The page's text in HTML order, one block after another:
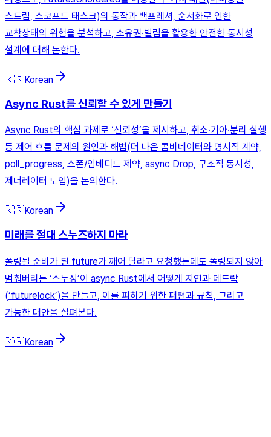
스트림, 스코프드 태스크)의 동작과 백프레셔, 순서화로 인한
교착상태의 위험을 분석하고, 소유권·빌림을 활용한 안전한 동시성
설계에 대해 논한다.
🇰🇷Korean
Async Rust를 신뢰할 수 있게 만들기
Async Rust의 핵심 과제로 ‘신뢰성’을 제시하고, 취소·기아·분리 실행
등 제어 흐름 문제의 원인과 해법(더 나은 콤비네이터와 명시적 계약,
poll_progress, 스폰/임베디드 제약, async Drop, 구조적 동시성,
제너레이터 도입)을 논의한다.
🇰🇷Korean
미래를 절대 스누즈하지 마라
폴링될 준비가 된 future가 깨어 달라고 요청했는데도 폴링되지 않아
멈춰버리는 ‘스누징’이 async Rust에서 어떻게 지연과 데드락
(‘futurelock’)을 만들고, 이를 피하기 위한 패턴과 규칙, 그리고
가능한 대안을 살펴본다.
🇰🇷Korean